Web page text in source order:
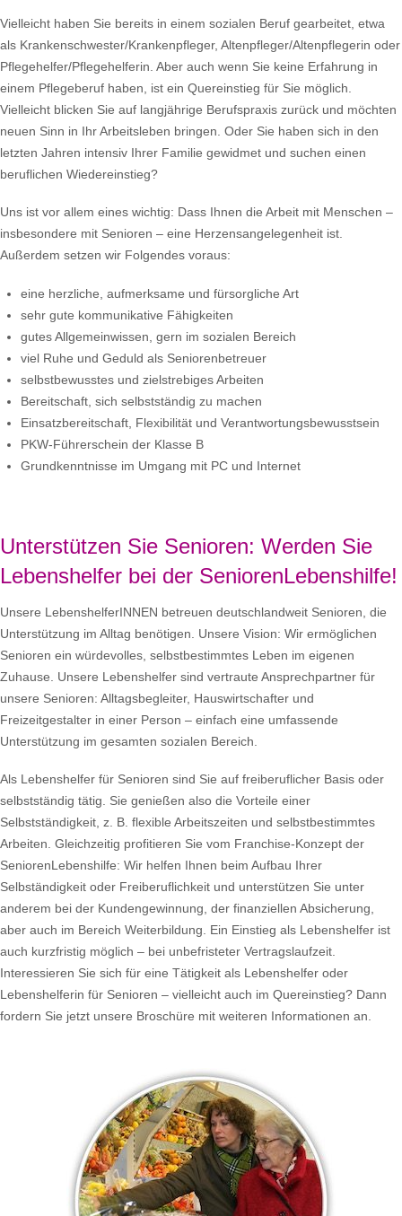
Vielleicht haben Sie bereits in einem sozialen Beruf gearbeitet, etwa
als Krankenschwester/Krankenpfleger, Altenpfleger/Altenpflegerin oder
Pflegehelfer/Pflegehelferin. Aber auch wenn Sie keine Erfahrung in
einem Pflegeberuf haben, ist ein Quereinstieg für Sie möglich.
Vielleicht blicken Sie auf langjährige Berufspraxis zurück und möchten
neuen Sinn in Ihr Arbeitsleben bringen. Oder Sie haben sich in den
letzten Jahren intensiv Ihrer Familie gewidmet und suchen einen
beruflichen Wiedereinstieg?
Uns ist vor allem eines wichtig: Dass Ihnen die Arbeit mit Menschen –
insbesondere mit Senioren – eine Herzensangelegenheit ist.
Außerdem setzen wir Folgendes voraus:
eine herzliche, aufmerksame und fürsorgliche Art
sehr gute kommunikative Fähigkeiten
gutes Allgemeinwissen, gern im sozialen Bereich
viel Ruhe und Geduld als Seniorenbetreuer
selbstbewusstes und zielstrebiges Arbeiten
Bereitschaft, sich selbstständig zu machen
Einsatzbereitschaft, Flexibilität und Verantwortungsbewusstsein
PKW-Führerschein der Klasse B
Grundkenntnisse im Umgang mit PC und Internet
Unterstützen Sie Senioren: Werden Sie
Lebenshelfer bei der SeniorenLebenshilfe!
Unsere LebenshelferINNEN betreuen deutschlandweit Senioren, die
Unterstützung im Alltag benötigen. Unsere Vision: Wir ermöglichen
Senioren ein würdevolles, selbstbestimmtes Leben im eigenen
Zuhause. Unsere Lebenshelfer sind vertraute Ansprechpartner für
unsere Senioren: Alltagsbegleiter, Hauswirtschafter und
Freizeitgestalter in einer Person – einfach eine umfassende
Unterstützung im gesamten sozialen Bereich.
Als Lebenshelfer für Senioren sind Sie auf freiberuflicher Basis oder
selbstständig tätig. Sie genießen also die Vorteile einer
Selbstständigkeit, z. B. flexible Arbeitszeiten und selbstbestimmtes
Arbeiten. Gleichzeitig profitieren Sie vom Franchise-Konzept der
SeniorenLebenshilfe: Wir helfen Ihnen beim Aufbau Ihrer
Selbständigkeit oder Freiberuflichkeit und unterstützen Sie unter
anderem bei der Kundengewinnung, der finanziellen Absicherung,
aber auch im Bereich Weiterbildung. Ein Einstieg als Lebenshelfer ist
auch kurzfristig möglich – bei unbefristeter Vertragslaufzeit.
Interessieren Sie sich für eine Tätigkeit als Lebenshelfer oder
Lebenshelferin für Senioren – vielleicht auch im Quereinstieg? Dann
fordern Sie jetzt unsere Broschüre mit weiteren Informationen an.